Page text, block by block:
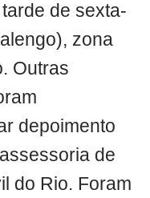
de sexta-
zona
Outras
depoimento
de
do Rio. Foram